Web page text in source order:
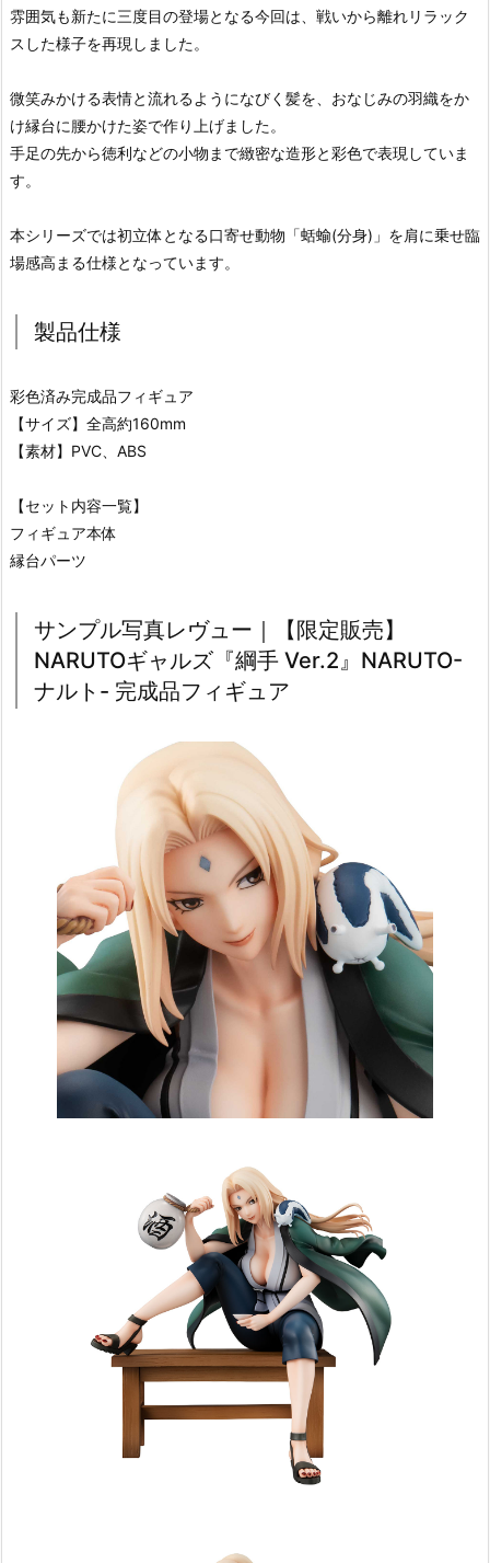
雰囲気も新たに三度目の登場となる今回は、戦いから離れリラック
スした様子を再現しました。
微笑みかける表情と流れるようになびく髪を、おなじみの羽織をか
け縁台に腰かけた姿で作り上げました。
手足の先から徳利などの小物まで緻密な造形と彩色で表現していま
す。
本シリーズでは初立体となる口寄せ動物「蛞蝓(分身)」を肩に乗せ臨
場感高まる仕様となっています。
製品仕様
彩色済み完成品フィギュア
【サイズ】全高約160mm
【素材】PVC、ABS
【セット内容一覧】
フィギュア本体
縁台パーツ
サンプル写真レヴュー｜【限定販売】
NARUTOギャルズ『綱手 Ver.2』NARUTO-
ナルト- 完成品フィギュア